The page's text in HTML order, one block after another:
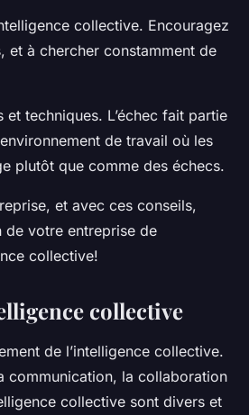
collective. Encouragez
et à chercher constamment de
techniques. L’échec fait partie
de travail où les
plutôt que comme des échecs.
et avec ces conseils,
de votre entreprise de
collective!
collective
de l’intelligence collective.
communication, la collaboration
collective sont divers et